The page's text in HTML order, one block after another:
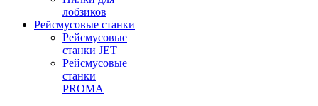
лобзиков
Рейсмусовые станки
Рейсмусовые
станки JET
Рейсмусовые
станки
PROMA